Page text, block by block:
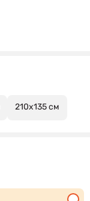
210x135 см